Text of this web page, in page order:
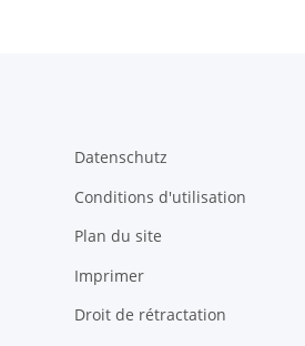
Datenschutz
Conditions d'utilisation
Plan du site
Imprimer
Droit de rétractation